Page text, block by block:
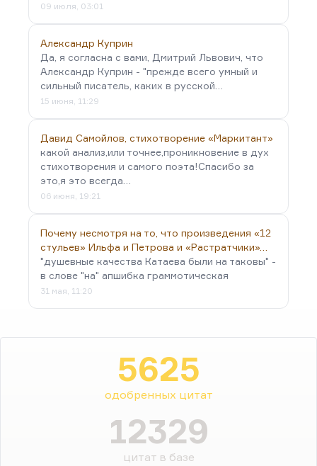
09 июля, 03:01
Александр Куприн
Да, я согласна с вами, Дмитрий Львович, что
Александр Куприн - "прежде всего умный и
сильный писатель, каких в русской…
15 июня, 11:29
Давид Самойлов, стихотворение «Маркитант»
какой анализ,или точнее,проникновение в дух
стихотворения и самого поэта!Спасибо за
это,я это всегда…
06 июня, 19:21
Почему несмотря на то, что произведения «12
стульев» Ильфа и Петрова и «Растратчики»…
"душевные качества Катаева были на таковы" -
в слове "на" апшибка граммотическая
31 мая, 11:20
5625
одобренных цитат
12329
цитат в базе